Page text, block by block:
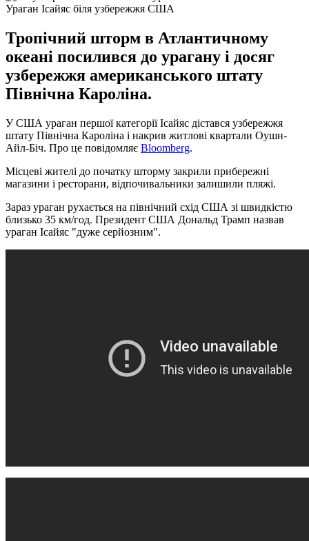
Ураган Ісайяс біля узбережжя США
Тропічний шторм в Атлантичному
океані посилився до урагану і досяг
узбережжя американського штату
Північна Кароліна.
У США ураган першої категорії Ісайяс дістався узбережжя
штату Північна Кароліна і накрив житлові квартали Оушн-
Айл-Біч. Про це повідомляє Bloomberg.
Місцеві жителі до початку шторму закрили прибережні
магазини і ресторани, відпочивальники залишили пляжі.
Зараз ураган рухається на північний схід США зі швидкістю
близько 35 км/год. Президент США Дональд Трамп назвав
ураган Ісайяс "дуже серйозним".